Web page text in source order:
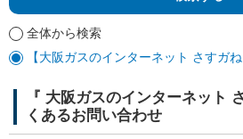
全体から検索
【大阪ガスのインターネット さすガ
『 大阪ガスのインターネット
くあるお問い合わせ